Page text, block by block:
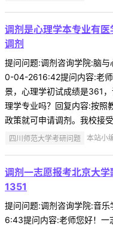
调剂是心理学本专业有
调剂
提问问题:调剂咨询学院:脑
0-04-2616:42提问内容:老
景，心理学初试成绩是361
理学专业吗？回复内容:按照
政策就可申请调剂。我校接
四川师范大学考研问题 本站小
调剂一志愿报考北京大
1351
提问问题:调剂咨询学院:音
6:43提问内容:老师您好！一